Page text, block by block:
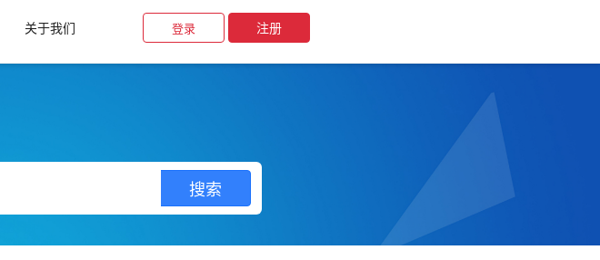
关于我们 登录 注册
搜索